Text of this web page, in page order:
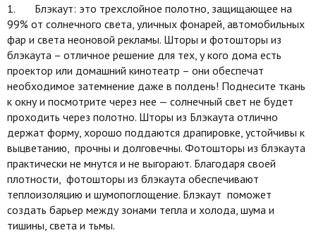
1. Блэкаут: это трехслойное полотно, защищающее на
99% от солнечного света, уличных фонарей, автомобильных
фар и света неоновой рекламы. Шторы и фотошторы из
блэкаута – отличное решение для тех, у кого дома есть
проектор или домашний кинотеатр – они обеспечат
необходимое затемнение даже в полдень! Поднесите ткань
к окну и посмотрите через нее — солнечный свет не будет
проходить через полотно. Шторы из Блэкаута отлично
держат форму, хорошо поддаются драпировке, устойчивы к
выцветанию, прочны и долговечны. Фотошторы из блэкаута
практически не мнутся и не выгорают. Благодаря своей
плотности, фотошторы из блэкаута обеспечивают
теплоизоляцию и шумопоглощение. Блэкаут поможет
создать барьер между зонами тепла и холода, шума и
тишины, света и тьмы.